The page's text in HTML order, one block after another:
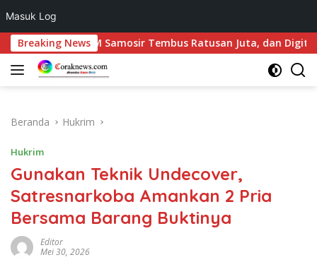
Masuk Log
Langsung
ke
konten
Breaking News
: UMKM Samosir Tembus Ratusan Juta, dan Digitalisasi Jadi
Beranda Hukrim
Hukrim
Gunakan Teknik Undecover,
Satresnarkoba Amankan 2 Pria
Bersama Barang Buktinya
Editor
Mei 30, 2026